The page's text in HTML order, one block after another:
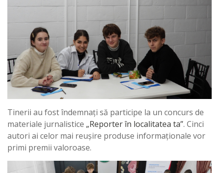
Tinerii au fost îndemnați să participe la un concurs de
materiale jurnalistice „Reporter în localitatea ta”. Cinci
autori ai celor mai reușire produse informaționale vor
primi premii valoroase.